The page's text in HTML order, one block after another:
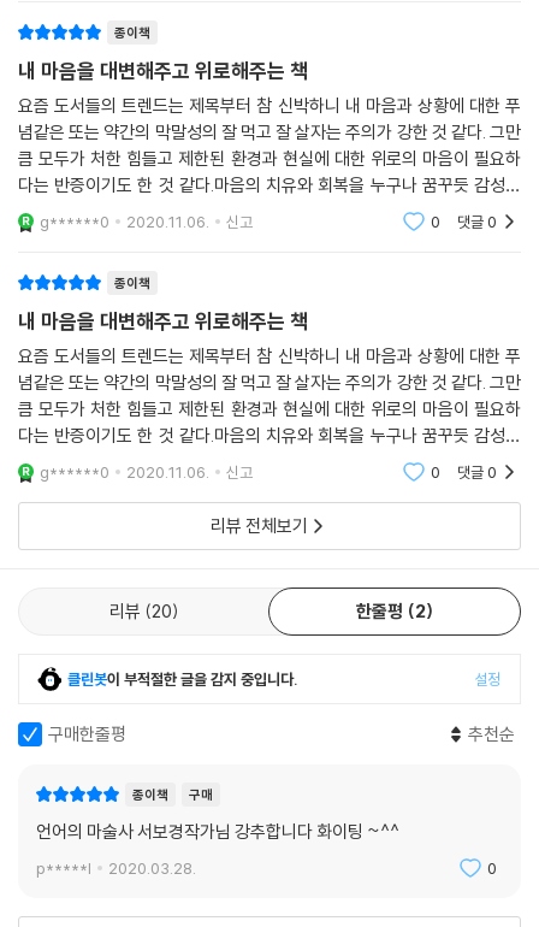
종이책
내 마음을 대변해주고 위로해주는 책
요즘 도서들의 트렌드는 제목부터 참 신박하니 내 마음과 상황에 대한 푸
념같은 또는 약간의 막말성의 잘 먹고 잘 살자는 주의가 강한 것 같다. 그만
큼 모두가 처한 힘들고 제한된 환경과 현실에 대한 위로의 마음이 필요하
다는 반증이기도 한 것 같다.마음의 치유와 회복을 누구나 꿈꾸듯 감성과
위로가 주류이고미래의 처세와 관계와 스트레스에 관한 이야기들이 나 뿐
만이 아닌 우리의
g******0 2020.11.06. 신고 0 댓글0
종이책
내 마음을 대변해주고 위로해주는 책
요즘 도서들의 트렌드는 제목부터 참 신박하니 내 마음과 상황에 대한 푸
념같은 또는 약간의 막말성의 잘 먹고 잘 살자는 주의가 강한 것 같다. 그만
큼 모두가 처한 힘들고 제한된 환경과 현실에 대한 위로의 마음이 필요하
다는 반증이기도 한 것 같다.마음의 치유와 회복을 누구나 꿈꾸듯 감성과
위로가 주류이고미래의 처세와 관계와 스트레스에 관한 이야기들이 나 뿐
만이 아닌 우리의
g******0 2020.11.06. 신고 0 댓글0
리뷰 전체보기
리뷰 20 한줄평 2
클린봇이 부적절한 글을 감지 중입니다. 설정
구매한줄평 추천순
종이책 구매
언어의 마술사 서보경작가님 강추합니다 화이팅 ~^^
p*****l 2020.03.28. 0